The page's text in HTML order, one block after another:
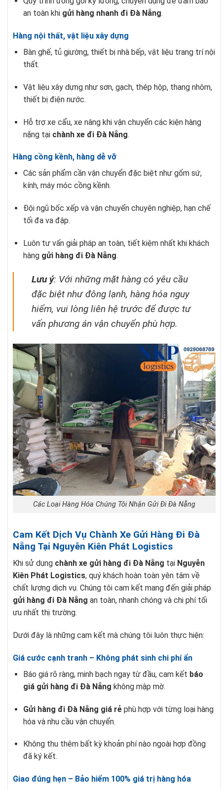
an toàn khi gửi hàng nhanh đi Đà Nẵng.
Hàng nội thất, vật liệu xây dựng
Bàn ghế, tủ giường, thiết bị nhà bếp, vật liệu trang trí nội
thất.
Vật liệu xây dựng như sơn, gạch, thép hộp, thang nhôm,
thiết bị điện nước.
Hỗ trợ xe cẩu, xe nâng khi vận chuyển các kiện hàng
nặng tại chành xe đi Đà Nẵng.
Hàng cồng kềnh, hàng dễ vỡ
Các sản phẩm cần vận chuyển đặc biệt như gốm sứ,
kính, máy móc cồng kềnh.
Đội ngũ bốc xếp và vận chuyển chuyên nghiệp, hạn chế
tối đa va đập.
Luôn tư vấn giải pháp an toàn, tiết kiệm nhất khi khách
hàng gửi hàng đi Đà Nẵng.
Lưu ý: Với những mặt hàng có yêu cầu
đặc biệt như đông lạnh, hàng hóa nguy
hiểm, vui lòng liên hệ trước để được tư
vấn phương án vận chuyển phù hợp.
Các Loại Hàng Hóa Chúng Tôi Nhận Gửi Đi Đà Nẵng
Cam Kết Dịch Vụ Chành Xe Gửi Hàng Đi Đà
Nẵng Tại Nguyễn Kiên Phát Logistics
Khi sử dụng chành xe gửi hàng đi Đà Nẵng tại Nguyễn
Kiên Phát Logistics, quý khách hoàn toàn yên tâm về
chất lượng dịch vụ. Chúng tôi cam kết mang đến giải pháp
gửi hàng đi Đà Nẵng an toàn, nhanh chóng và chi phí tối
ưu nhất thị trường.
Dưới đây là những cam kết mà chúng tôi luôn thực hiện:
Giá cước cạnh tranh – Không phát sinh chi phí ẩn
Báo giá rõ ràng, minh bạch ngay từ đầu, cam kết báo
giá gửi hàng đi Đà Nẵng không mập mờ.
Gửi hàng đi Đà Nẵng giá rẻphù hợp với từng loại hàng
hóa và nhu cầu vận chuyển.
Không thu thêm bất kỳ khoản phí nào ngoài hợp đồng
đã ký kết.
Giao đúng hẹn – Bảo hiểm 100% giá trị hàng hóa